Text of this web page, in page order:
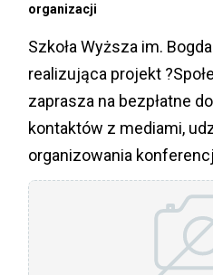
organizacji
Szkoła Wyższa im.
realizująca projekt
zaprasza na bezpłatne
kontaktów z mediami,
organizowania
organizacji
przyjmowane są do 18